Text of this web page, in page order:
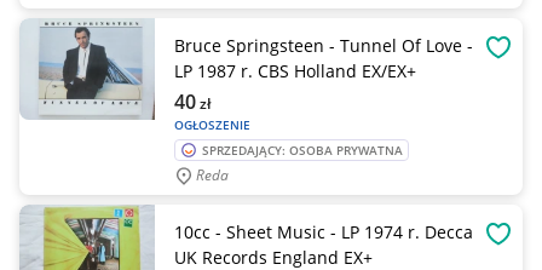
Bruce Springsteen - Tunnel Of Love -
LP 1987 r. CBS Holland EX/EX+
OGŁOSZENIE
40zł
SPRZEDAJĄCY: OSOBA PRYWATNA
Reda
10cc - Sheet Music - LP 1974 r. Decca
UK Records England EX+